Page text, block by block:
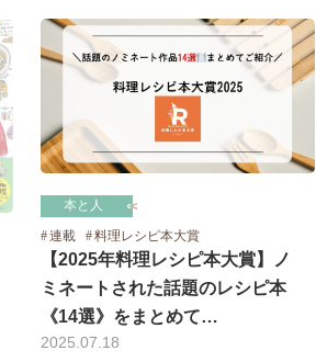
本と人
連載
料理レシピ本大賞
【2025年料理レシピ本大賞】ノ
ミネートされた話題のレシピ本
《14選》をまとめて…
2025.07.18